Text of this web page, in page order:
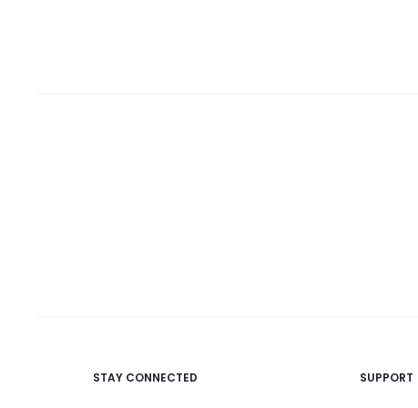
STAY CONNECTED SUPPORT